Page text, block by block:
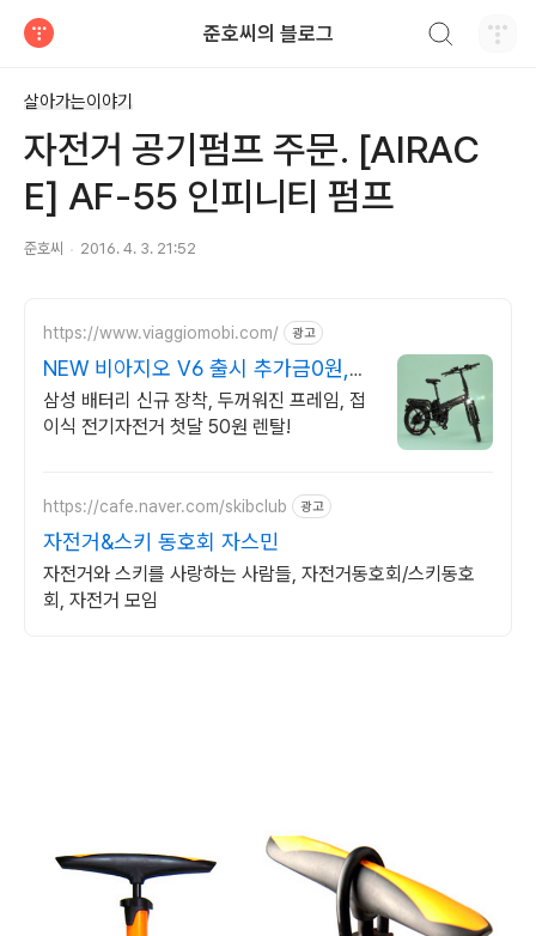
준호씨의 블로그
살아가는이야기
자전거 공기펌프 주문. [AIRAC
E] AF-55 인피니티 펌프
준호씨 2016. 4. 3. 21:52
https://www.viaggiomobi.com/ 광고
NEW 비아지오 V6 출시 추가금0원,
출퇴근자전거마련
삼성 배터리 신규 장착, 두꺼워진 프레임, 접
이식 전기자전거 첫달 50원 렌탈!
https://cafe.naver.com/skibclub 광고
자전거&스키 동호회 자스민
자전거와 스키를 사랑하는 사람들, 자전거동호회/스키동호
회, 자전거 모임